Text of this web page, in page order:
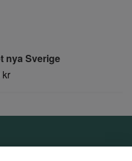
nya Sverige